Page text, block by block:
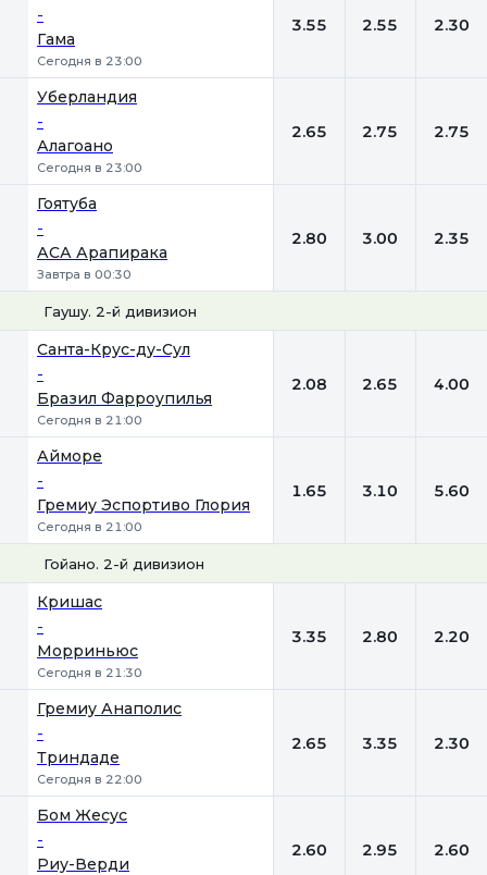
-
Гама
Сегодня в 23:00
3.55 2.55 2.30
Уберландия
-
Алагоано
Сегодня в 23:00
2.65 2.75 2.75
Гоятуба
-
АСА Арапирака
Завтра в 00:30
2.80 3.00 2.35
Гаушу. 2-й дивизион
Санта-Крус-ду-Сул
-
Бразил Фарроупилья
Сегодня в 21:00
2.08 2.65 4.00
Айморе
-
Гремиу Эспортиво Глория
Сегодня в 21:00
1.65 3.10 5.60
Гойано. 2-й дивизион
Кришас
-
Морриньюс
Сегодня в 21:30
3.35 2.80 2.20
Гремиу Анаполис
-
Триндаде
Сегодня в 22:00
2.65 3.35 2.30
Бом Жесус
-
Риу-Верди
2.60 2.95 2.60